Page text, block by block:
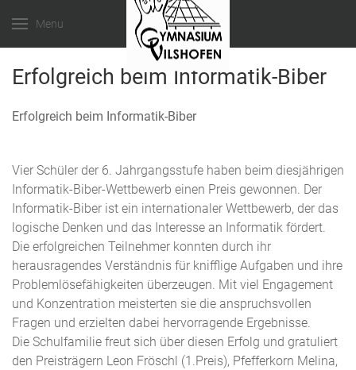
Menu
Erfolgreich beim Informatik-Biber
Erfolgreich beim Informatik-Biber
Vier Schüler der 6. Jahrgangsstufe haben beim diesjährigen
Informatik-Biber-Wettbewerb einen Preis gewonnen. Der
Informatik-Biber ist ein internationaler Wettbewerb, der das
logische Denken und das Interesse an Informatik fördert.
Die erfolgreichen Teilnehmer konnten durch ihr
herausragendes Verständnis für knifflige Aufgaben und ihre
Problemlösefähigkeiten überzeugen. Mit viel Engagement
und Konzentration meisterten sie die anspruchsvollen
Fragen und erzielten dabei hervorragende Ergebnisse.
Die Schulfamilie freut sich über diesen Erfolg und gratuliert
den Preisträgern Leon Fröschl (1.Preis), Pfefferkorn Melina,